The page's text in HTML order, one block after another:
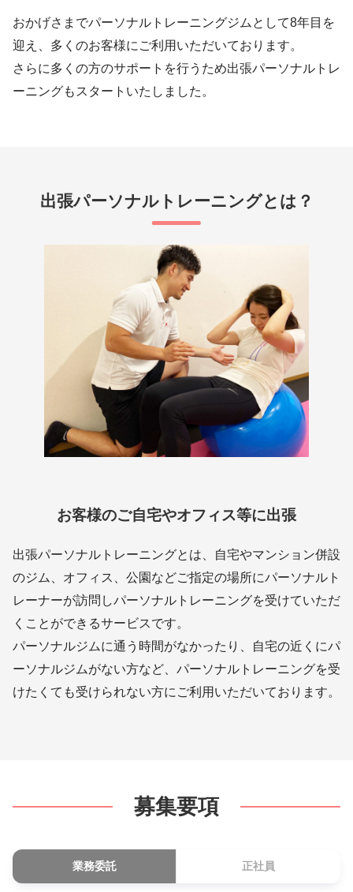
おかげさまでパーソナルトレーニングジムとして8年目を
迎え、多くのお客様にご利用いただいております。
さらに多くの方のサポートを行うため出張パーソナルトレ
ーニングもスタートいたしました。
出張パーソナルトレーニングとは？
お客様のご自宅やオフィス等に出張
出張パーソナルトレーニングとは、自宅やマンション併設
のジム、オフィス、公園などご指定の場所にパーソナルト
レーナーが訪問しパーソナルトレーニングを受けていただ
くことができるサービスです。
パーソナルジムに通う時間がなかったり、自宅の近くにパ
ーソナルジムがない方など、パーソナルトレーニングを受
けたくても受けられない方にご利用いただいております。
募集要項
業務委託 正社員